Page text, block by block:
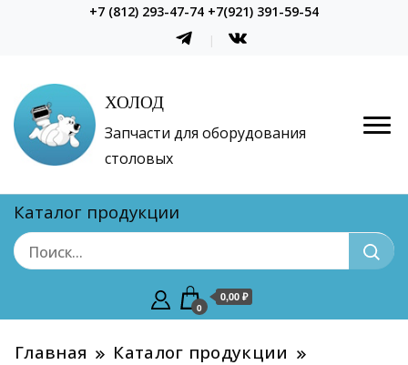
+7 (812) 293-47-74 +7(921) 391-59-54
ХОЛОД
Запчасти для оборудования
столовых
Каталог продукции
0
0,00 ₽
Главная
Каталог продукции